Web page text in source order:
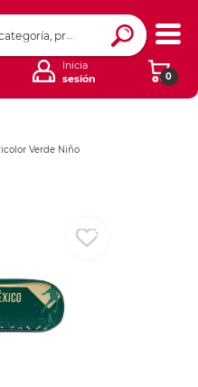
0
Inicia
sesión
Verde Niño
Ingresar Codigo